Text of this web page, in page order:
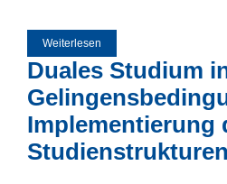
Weiterlesen
Studierender im
Studiengangs Finance &
Duales Studium
Implementierung